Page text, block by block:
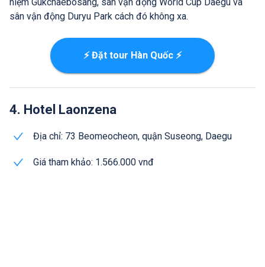
sân vận động Duryu Park cách đó không xa.
⚡ Đặt tour Hàn Quốc ⚡
4. Hotel Laonzena
Địa chỉ: 73 Beomeocheon, quận Suseong, Daegu
Giá tham khảo: 1.566.000 vnđ